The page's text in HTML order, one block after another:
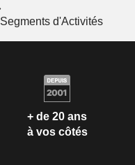
Segments d'Activités
+ de 20 ans
à vos côtés